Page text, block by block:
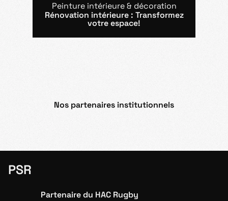
Peinture intérieure & décoration
Rénovation intérieure : Transformez
votre espace!
Nos partenaires institutionnels
PSR
Partenaire du HAC Rugby